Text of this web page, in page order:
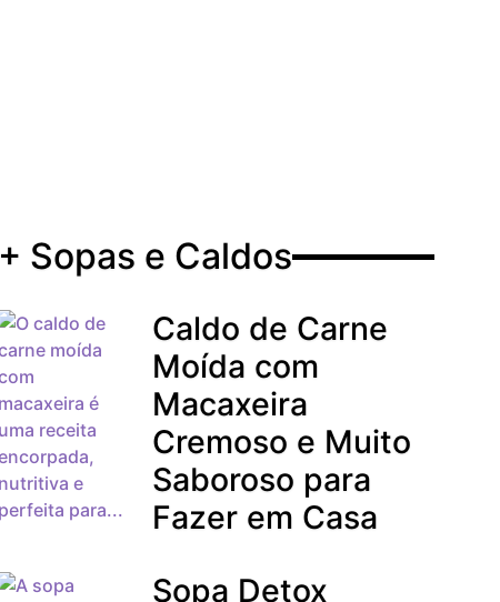
+ Sopas e Caldos
Caldo de Carne
Moída com
Macaxeira
Cremoso e Muito
Saboroso para
Fazer em Casa
Sopa Detox